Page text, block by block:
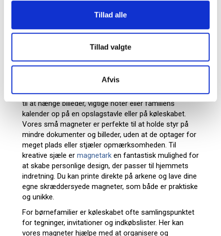
Tillad alle
Tillad valgte
Afvis
en enkelt magnet til køleskabet eller en hel pakke til
kontorets whiteboard, finder du et varieret udvalg af
Smarte magneter til hjemmekontoret
og informationer skal organiseres. Her kan magneter
være et praktisk redskab til at skabe orden. Brug dem
til at hænge billeder, vigtige noter eller familiens
kalender op på en opslagstavle eller på køleskabet.
Vores små magneter er perfekte til at holde styr på
mindre dokumenter og billeder, uden at de optager for
meget plads eller stjæler opmærksomheden. Til
kreative sjæle er magnetark en fantastisk mulighed for
at skabe personlige design, der passer til hjemmets
indretning. Du kan printe direkte på arkene og lave dine
egne skræddersyede magneter, som både er praktiske
og unikke.
For børnefamilier er køleskabet ofte samlingspunktet
for tegninger, invitationer og indkøbslister. Her kan
vores magneter hjælpe med at organisere og